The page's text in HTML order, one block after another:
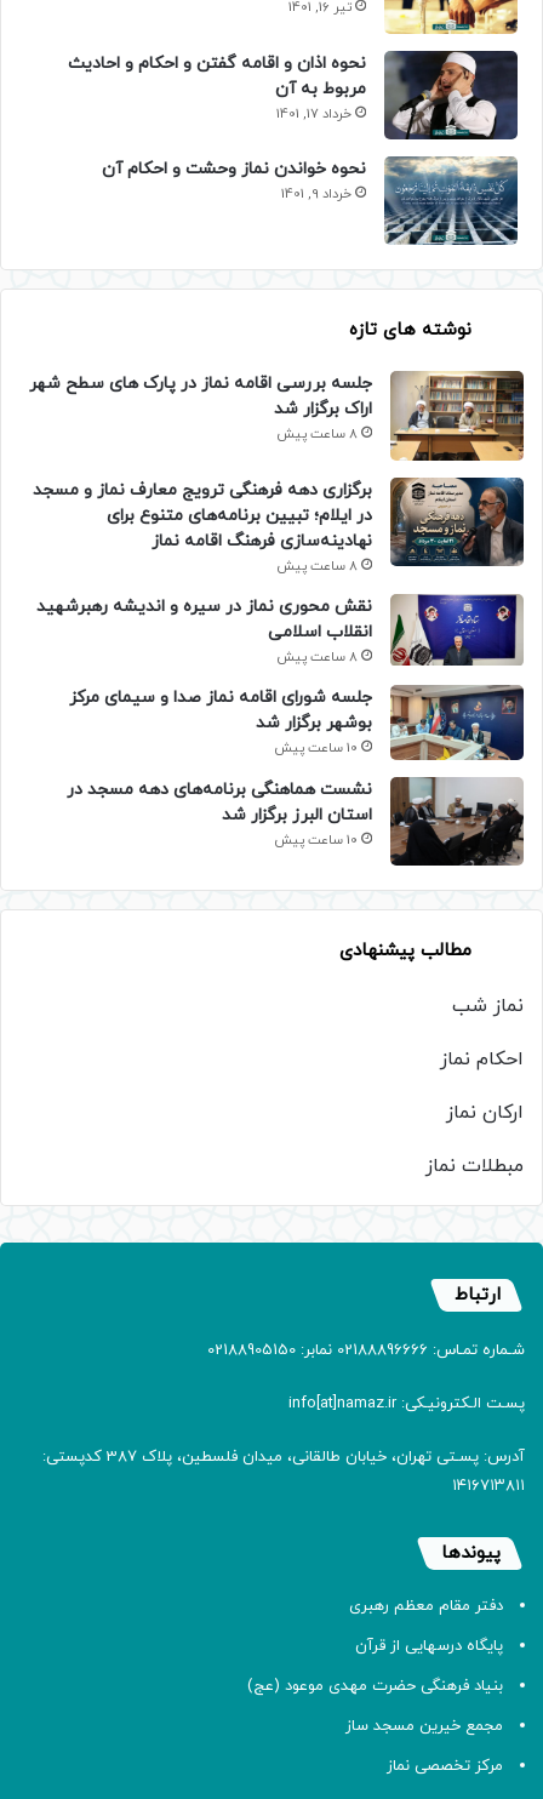
تیر 16, 1401
نحوه اذان و اقامه گفتن و احکام و احادیث
مربوط به آن
خرداد 17, 1401
نحوه خواندن نماز وحشت و احکام آن
خرداد 9, 1401
نوشته های تازه
جلسه بررسی اقامه نماز در پارک های سطح شهر
اراک برگزار شد
8 ساعت پیش
برگزاری دهه فرهنگی ترویج معارف نماز و مسجد
در ایلام؛ تبیین برنامه‌های متنوع برای
نهادینه‌سازی فرهنگ اقامه نماز
8 ساعت پیش
نقش محوری نماز در سیره و اندیشه رهبرشهید
انقلاب اسلامی
8 ساعت پیش
جلسه شورای اقامه نماز صدا و سیمای مرکز
بوشهر برگزار شد
10 ساعت پیش
نشست هماهنگی برنامه‌های دهه مسجد در
استان البرز برگزار شد
10 ساعت پیش
مطالب پیشنهادی
نماز شب
احکام نماز
ارکان نماز
مبطلات نماز
ارتباط
شـماره تمـاس: 02188896666 نمابر: 02188905150
پسـت الـکترونیـکی: info[at]namaz.ir
آدرس: پسـتی تهران، خیابان طالقانی، میدان فلسطین، پلاک 387 کدپستی:
۱۴۱۶۷۱۳۸۱۱
پیوندها
دفتر مقام معظم رهبری
پایگاه درسهایی از قرآن
بنیاد فرهنگی حضرت مهدی موعود (عج)
مجمع خیرین مسجد ساز
مرکز تخصصی نماز